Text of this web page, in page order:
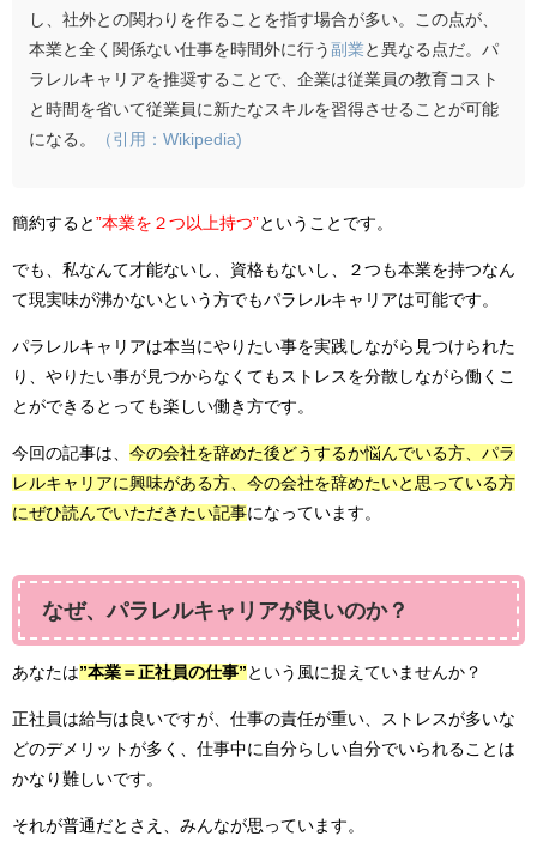
し、社外との関わりを作ることを指す場合が多い。この点が、
本業と全く関係ない仕事を時間外に行う 副業 と異なる点だ。パ
ラレルキャリアを推奨することで、企業は従業員の教育コスト
と時間を省いて従業員に新たなスキルを習得させることが可能
になる。
（引用：Wikipedia)
簡約すると ”本業を２つ以上持つ”ということです。
でも、私なんて才能ないし、資格もないし、２つも本業を持つなん
て現実味が沸かないという方でもパラレルキャリアは可能です。
パラレルキャリアは本当にやりたい事を実践しながら見つけられた
り、やりたい事が見つからなくてもストレスを分散しながら働くこ
とができるとっても楽しい働き方です。
今回の記事は、 今の会社を辞めた後どうするか悩んでいる方、パラ
レルキャリアに興味がある方、今の会社を辞めたいと思っている方
にぜひ読んでいただきたい記事になっています。
なぜ、パラレルキャリアが良いのか？
あなたは”本業＝正社員の仕事” という風に捉えていませんか？
正社員は給与は良いですが、仕事の責任が重い、ストレスが多いな
どのデメリットが多く、仕事中に自分らしい自分でいられることは
かなり難しいです。
それが普通だとさえ、みんなが思っています。